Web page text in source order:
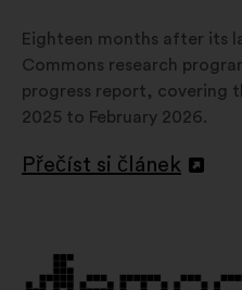
Eighteen months after its
Commons research
progress report, covering
2025 to February 2026.
Přečíst si článek
Otevřít
kartě